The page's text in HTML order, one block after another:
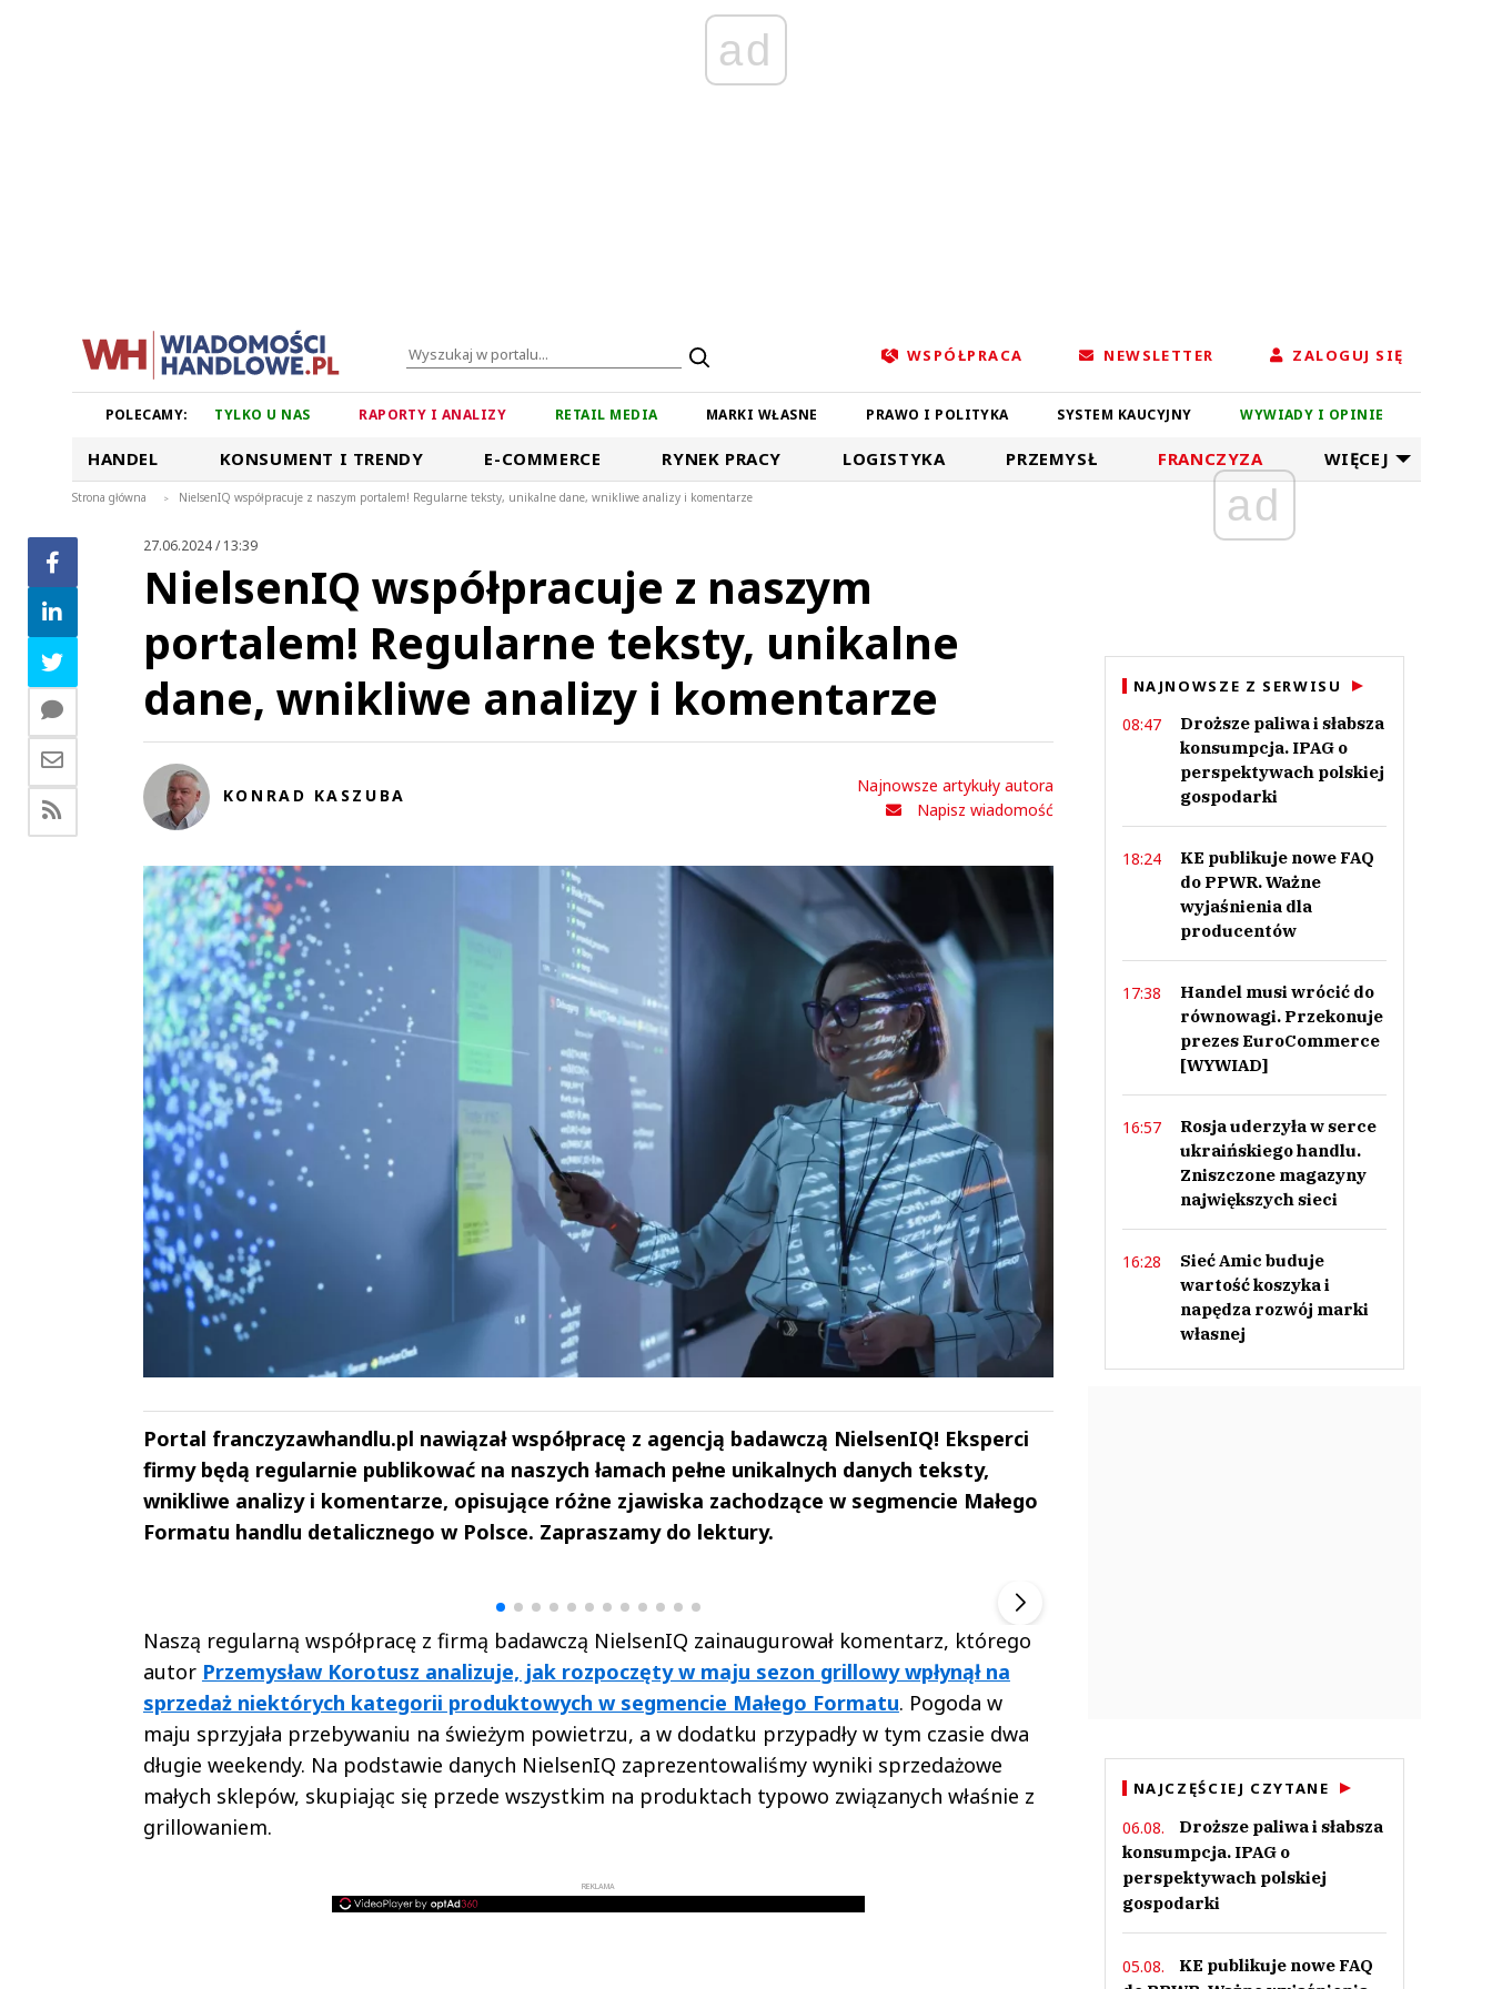
ad
WSPÓŁPRACA NEWSLETTER ZALOGUJ SIĘ
POLECAMY: TYLKO U NAS RAPORTY I ANALIZY RETAIL MEDIA MARKI WŁASNE PRAWO I POLITYKA SYSTEM KAUCYJNY WYWIADY I OPINIE
HANDEL KONSUMENT I TRENDY E-COMMERCE RYNEK PRACY LOGISTYKA PRZEMYSŁ FRANCZYZA WIĘCEJ
Strona główna > NielsenIQ współpracuje z naszym portalem! Regularne teksty, unikalne dane, wnikliwe analizy i komentarze
27.06.2024 / 13:39
NielsenIQ współpracuje z naszym
portalem! Regularne teksty, unikalne
dane, wnikliwe analizy i komentarze
KONRAD KASZUBA
Najnowsze artykuły autora
Napisz wiadomość
Portal franczyzawhandlu.pl nawiązał współpracę z agencją badawczą NielsenIQ! Eksperci
firmy będą regularnie publikować na naszych łamach pełne unikalnych danych teksty,
wnikliwe analizy i komentarze, opisujące różne zjawiska zachodzące w segmencie Małego
Formatu handlu detalicznego w Polsce. Zapraszamy do lektury.
Naszą regularną współpracę z firmą badawczą NielsenIQ zainaugurował komentarz, którego
autor Przemysław Korotusz analizuje, jak rozpoczęty w maju sezon grillowy wpłynął na
sprzedaż niektórych kategorii produktowych w segmencie Małego Formatu. Pogoda w
maju sprzyjała przebywaniu na świeżym powietrzu, a w dodatku przypadły w tym czasie dwa
długie weekendy. Na podstawie danych NielsenIQ zaprezentowaliśmy wyniki sprzedażowe
małych sklepów, skupiając się przede wszystkim na produktach typowo związanych właśnie z
grillowaniem.
REKLAMA
Andrzej i Marta
Marta i Andrzej
ad
NAJNOWSZE Z SERWISU
08:47
Droższe paliwa i słabsza
konsumpcja. IPAG o
perspektywach polskiej
gospodarki
18:24
KE publikuje nowe FAQ
do PPWR. Ważne
wyjaśnienia dla
producentów
17:38
Handel musi wrócić do
równowagi. Przekonuje
prezes EuroCommerce
[WYWIAD]
16:57
Rosja uderzyła w serce
ukraińskiego handlu.
Zniszczone magazyny
największych sieci
16:28
Sieć Amic buduje
wartość koszyka i
napędza rozwój marki
własnej
NAJCZĘŚCIEJ CZYTANE
06.08.
Droższe paliwa i słabsza
konsumpcja. IPAG o
perspektywach polskiej
gospodarki
05.08.
KE publikuje nowe FAQ